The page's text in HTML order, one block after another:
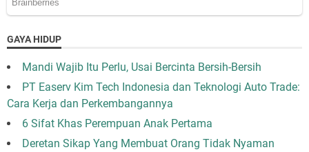
GAYA HIDUP
Mandi Wajib Itu Perlu, Usai Bercinta Bersih-Bersih
PT Easerv Kim Tech Indonesia dan Teknologi Auto Trade:
Cara Kerja dan Perkembangannya
6 Sifat Khas Perempuan Anak Pertama
Deretan Sikap Yang Membuat Orang Tidak Nyaman